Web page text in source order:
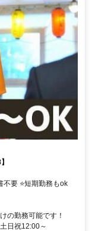
不要 ⭐短期勤務もok
の勤務可能です！
日祝12:00～